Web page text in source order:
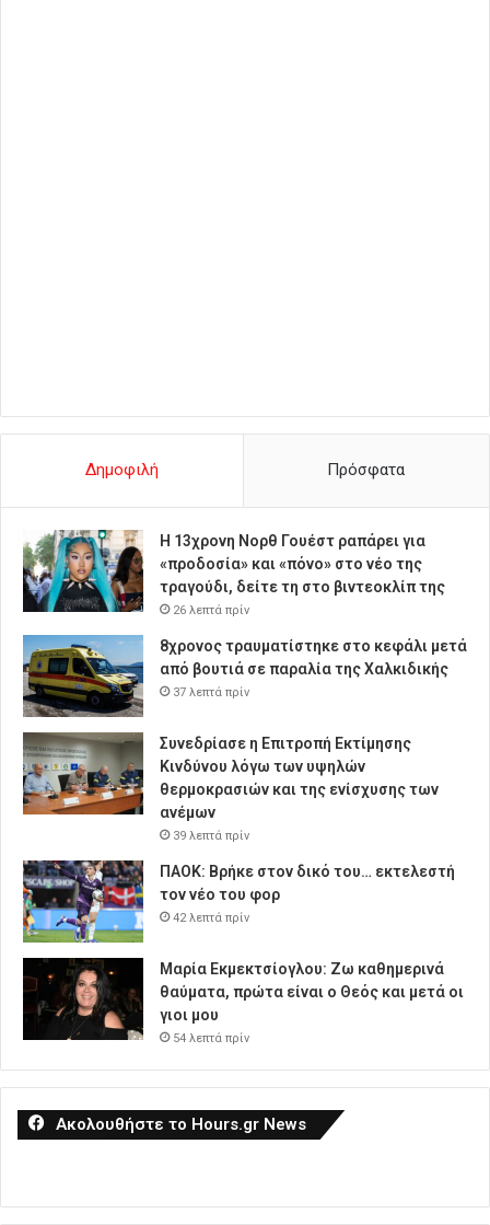
Δημοφιλή Πρόσφατα
Η 13χρονη Νορθ Γουέστ ραπάρει για
«προδοσία» και «πόνο» στο νέο της
τραγούδι, δείτε τη στο βιντεοκλίπ της
26 λεπτά πρίν
8χρονος τραυματίστηκε στο κεφάλι μετά
από βουτιά σε παραλία της Χαλκιδικής
37 λεπτά πρίν
Συνεδρίασε η Επιτροπή Εκτίμησης
Κινδύνου λόγω των υψηλών
θερμοκρασιών και της ενίσχυσης των
ανέμων
39 λεπτά πρίν
ΠΑΟΚ: Βρήκε στον δικό του… εκτελεστή
τον νέο του φορ
42 λεπτά πρίν
Μαρία Εκμεκτσίογλου: Ζω καθημερινά
θαύματα, πρώτα είναι ο Θεός και μετά οι
γιοι μου
54 λεπτά πρίν
Ακολουθήστε το Hours.gr News